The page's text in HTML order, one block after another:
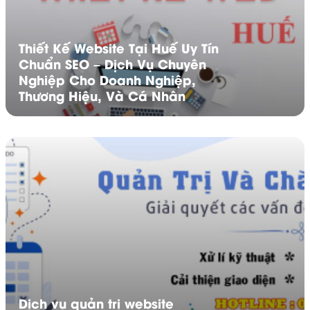
Hỗ trợ bán hàng chuyên nghiệp
Bạn có thể tích hợp đặt hàng, thanh toán, chatbot,
chăm sóc khách hàng tự động. Tất cả giúp hoạt động
kinh doanh mượt mà và hiện đại hơn hẳn.
Không khó để thấy rằng,thiết kế website ở Thanh Hóa
Thiết Kế Website Tại Huế Uy Tín
Chuẩn SEO – Dịch Vụ Chuyên
Nghiệp Cho Doanh Nghiệp,
Thương Hiệu, Và Cá Nhân
Dịch vụ quản trị website